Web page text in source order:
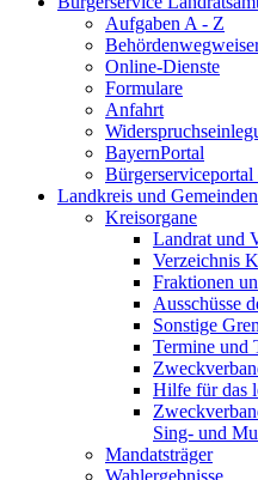
Aufgaben A - Z
Online-Dienste
Formulare
Anfahrt
BayernPortal
Bürgerserviceportal
Landkreis und Gemeinden
Kreisorgane
Landrat und
Verzeichnis
Fraktionen
Ausschüsse
Sonstige
Termine und
Hilfe für das
Sing- und
Mandatsträger
Wahlergebnisse